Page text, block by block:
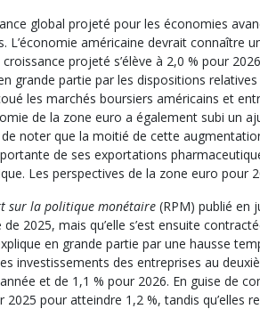
global projeté pour les économies
L’économie américaine devrait connaître
croissance projeté s’élève à 2,0 % pour
grande partie par les dispositions
les marchés boursiers américains et
de la zone euro a également subi un
noter que la moitié de cette
de ses exportations
Les perspectives de la zone euro pour
sur la politique monétaire (RPM) publié en
2025, mais qu’elle s’est ensuite
en grande partie par une hausse
investissements des entreprises au
et de 1,1 % pour 2026. En guise de
pour atteindre 1,2 %, tandis qu’elles